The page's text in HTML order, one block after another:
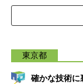
東京都
確かな技術に